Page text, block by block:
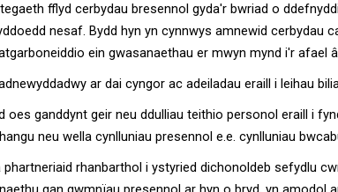
fflyd cerbydau bresennol gyda'r bwriad o
nesaf. Bydd hyn yn cynnwys amnewid cerbydau
ein gwasanaethau er mwyn mynd i'r
ar dai cyngor ac adeiladau eraill i leihau
oes ganddynt geir neu ddulliau teithio personol eraill i
neu wella cynlluniau presennol e.e. cynlluniau
phartneriaid rhanbarthol i ystyried dichonoldeb sefydlu